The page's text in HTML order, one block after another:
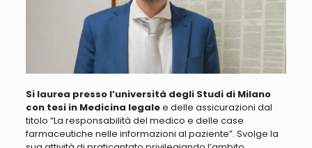
Si laurea presso l’università degli Studi di Milano
con tesi in Medicina legalee delle assicurazioni dal
titolo “La responsabilità del medico e delle case
farmaceutiche nelle informazioni al paziente”. Svolge la